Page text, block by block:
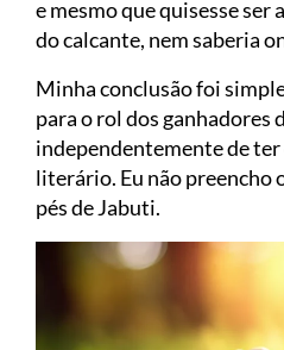
e mesmo que quisesse ser
do calcante, nem saberia
Minha conclusão foi
para o rol dos ganhadores
independentemente de
literário. Eu não preencho
pés de Jabuti.